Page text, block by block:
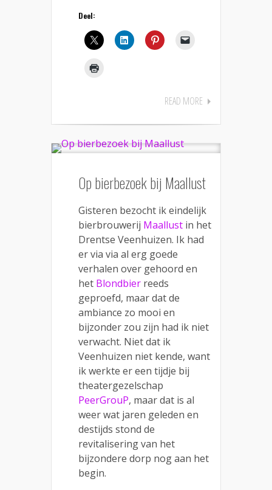
Deel:
READ MORE
Op bierbezoek bij Maallust
Gisteren bezocht ik eindelijk
bierbrouwerij Maallust in het
Drentse Veenhuizen. Ik had
er via via al erg goede
verhalen over gehoord en
het Blondbier reeds
geproefd, maar dat de
ambiance zo mooi en
bijzonder zou zijn had ik niet
verwacht. Niet dat ik
Veenhuizen niet kende, want
ik werkte er een tijdje bij
theatergezelschap
PeerGrouP, maar dat is al
weer wat jaren geleden en
destijds stond de
revitalisering van het
bijzondere dorp nog aan het
begin.